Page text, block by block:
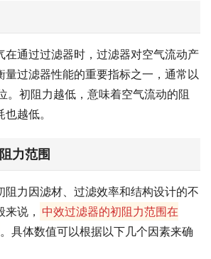
在通过过滤器时，过滤器对空气流动产
量过滤器性能的重要指标之一，通常以
。初阻力越低，意味着空气流动的阻
越低。
力范围
阻力因滤材、过滤效率和结构设计的不
说， 中效过滤器的初阻力范围在
。具体数值可以根据以下几个因素来确